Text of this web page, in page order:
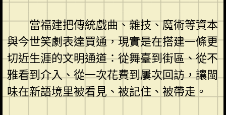
當福建把傳統戲曲、雜技、魔術等資本
與今世笑劇表達買通，現實是在搭建一條更
切近生涯的文明通道：從舞臺到街區、從不
雅看到介入、從一次花費到屢次回訪，讓閩
味在新語境里被看見、被記住、被帶走。